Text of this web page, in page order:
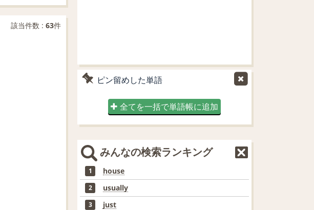
該当件数 : 63件
ピン留めした単語
全てを一括で単語帳に追加
みんなの検索ランキング
1 house
2 usually
3 just